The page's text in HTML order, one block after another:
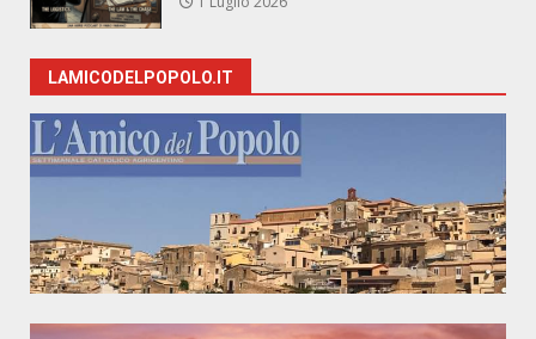
LAMICODELPOPOLO.IT